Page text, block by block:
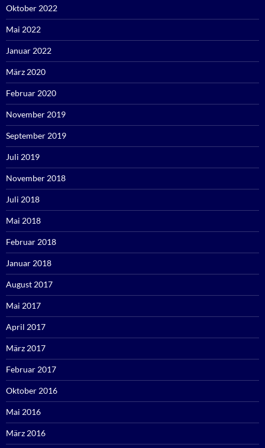
Oktober 2022
Mai 2022
Januar 2022
März 2020
Februar 2020
November 2019
September 2019
Juli 2019
November 2018
Juli 2018
Mai 2018
Februar 2018
Januar 2018
August 2017
Mai 2017
April 2017
März 2017
Februar 2017
Oktober 2016
Mai 2016
März 2016